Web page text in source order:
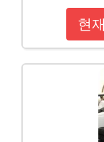
현